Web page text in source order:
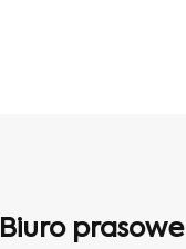
Biuro prasowe